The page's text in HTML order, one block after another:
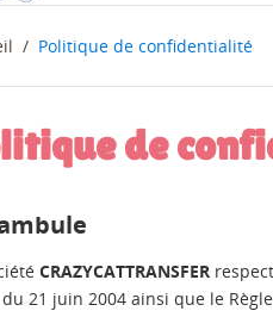
Politique de confidentialité
de
CRAZYCATTRANSFER
du 21 juin 2004 ainsi que le